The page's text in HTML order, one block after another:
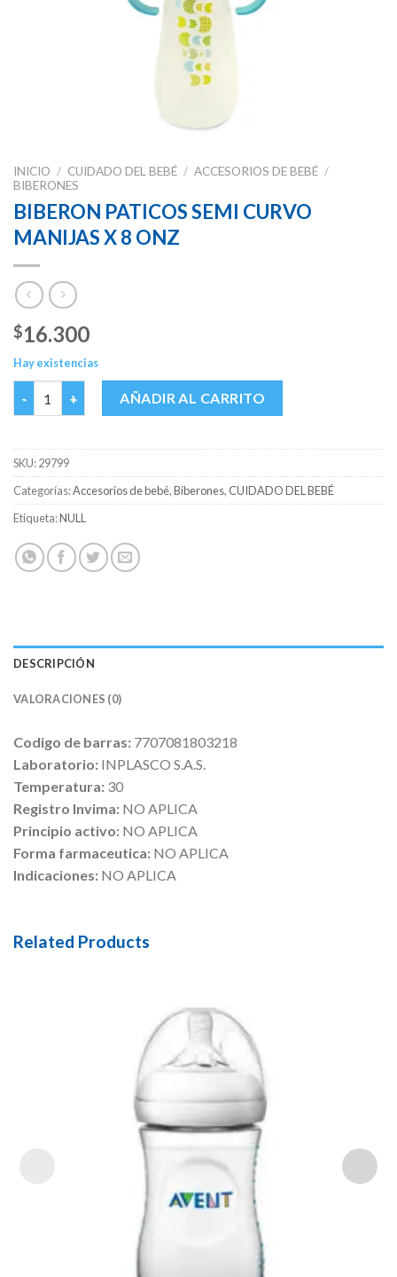
INICIO / CUIDADO DEL BEBÉ / ACCESORIOS DE BEBÉ /
BIBERONES
BIBERON PATICOS SEMI CURVO
MANIJAS X 8 ONZ
$16.300
Hay existencias
BIBERON PATICOS SEMI CURVO MANIJAS X 8 ONZ cantidad
AÑADIR AL CARRITO
SKU:29799
Categorías:Accesorios de bebé,Biberones, CUIDADO DEL BEBÉ
Etiqueta:NULL
DESCRIPCIÓN
VALORACIONES (0)
Codigo de barras: 7707081803218
Laboratorio: INPLASCO S.A.S.
Temperatura: 30
Registro Invima: NO APLICA
Principio activo: NO APLICA
Forma farmaceutica: NO APLICA
Indicaciones: NO APLICA
Related Products